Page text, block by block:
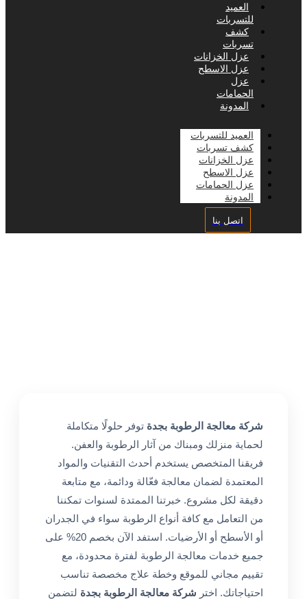
العميد
للتسربات
كشف
تسربات
عزل الخزانات
عزل الاسطح
عزل
الحمامات
المدونة
العميد للتسربات
كشف تسربات
عزل الخزانات
عزل الاسطح
عزل الحمامات
المدونة
اتصل بنا
شركة معالجة الرطوبة بجدة توفر حلولًا متكاملة
لحماية منزلك ومبناك من آثار الرطوبة والعفن.
فريقنا المتخصص يستخدم أحدث التقنيات والمواد
المعتمدة لضمان معالجة فعّالة ودائمة، مع متابعة
دقيقة لكل مشروع. خبرتنا الممتدة لسنوات تمكننا
من التعامل مع كافة أنواع الرطوبة سواء في الجدران
أو الأسطح أو الأرضيات. استفد الآن بخصم 20% على
جميع خدمات معالجة الرطوبة لفترة محدودة، مع
تقييم مجاني للموقع وخطة علاج مخصصة تناسب
احتياجاتك. اختر شركة معالجة الرطوبة بجدة لتضمن